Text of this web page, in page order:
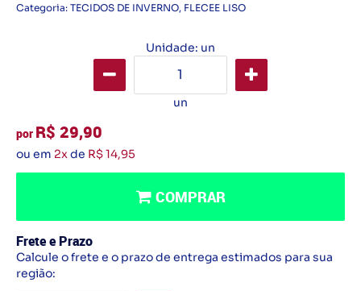
Categoria: TECIDOS DE INVERNO, FLECEE LISO
Unidade: un
un
por R$ 29,90
ou em 2xde R$ 14,95
COMPRAR
Frete e Prazo
Calcule o frete e o prazo de entrega estimados para sua
região: